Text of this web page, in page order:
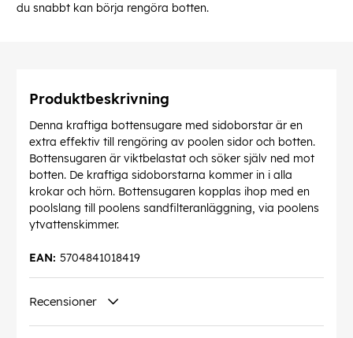
du snabbt kan börja rengöra botten.
Produktbeskrivning
Denna kraftiga bottensugare med sidoborstar är en
extra effektiv till rengöring av poolen sidor och botten.
Bottensugaren är viktbelastat och söker själv ned mot
botten. De kraftiga sidoborstarna kommer in i alla
krokar och hörn. Bottensugaren kopplas ihop med en
poolslang till poolens sandfilteranläggning, via poolens
ytvattenskimmer.
5704841018419
EAN:
Recensioner